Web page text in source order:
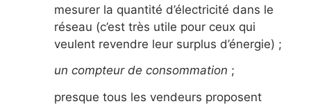
mesurer la quantité d’électricité dans le
réseau (c’est très utile pour ceux qui
veulent revendre leur surplus d’énergie) ;
un compteur de consommation ;
presque tous les vendeurs proposent